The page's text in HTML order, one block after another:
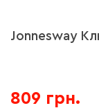
Jonnesway
809 грн.